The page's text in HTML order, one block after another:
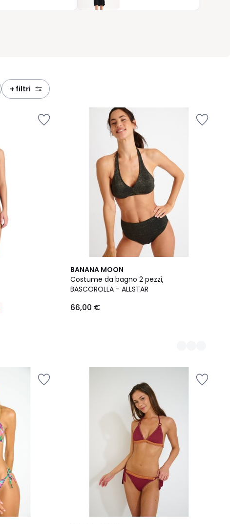
+ filtri
BANANA MOON
Costume da bagno 2 pezzi,
BASCOROLLA - ALLSTAR
66,00 €
2
Colori